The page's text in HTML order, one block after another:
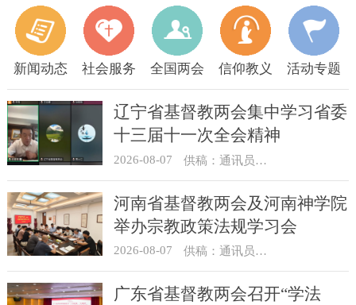
新闻动态 社会服务 全国两会 信仰教义 活动专题
辽宁省基督教两会集中学习省委
十三届十一次全会精神
2026-08-07 供稿：通讯员 顾利民
河南省基督教两会及河南神学院
举办宗教政策法规学习会
2026-08-07 供稿：通讯员 靳新元
广东省基督教两会召开“学法